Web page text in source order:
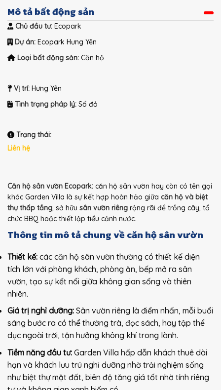
Mô tả bất động sản
Chủ đầu tư: Ecopark
Dự án: Ecopark Hưng Yên
Loại bất động sản: Căn hộ
Vị trí: Hưng Yên
Tình trạng pháp lý: Sổ đỏ
Trạng thái:
Liên hệ
Căn hộ sân vườn Ecopark: căn hộ sân vườn hay còn có tên gọi
khác Garden Villa là sự kết hợp hoàn hảo giữa căn hộ và biệt
thự thấp tầng, sở hữu sân vườn riêng rộng rãi để trồng cây, tổ
chức BBQ hoặc thiết lập tiểu cảnh nước.
Thông tin mô tả chung về căn hộ sân vườn
Thiết kế: các căn hộ sân vườn thường có thiết kế diện
tích lớn với phòng khách, phòng ăn, bếp mở ra sân
vườn, tạo sự kết nối giữa không gian sống và thiên
nhiên.
Giá trị nghỉ dưỡng: Sân vườn riêng là điểm nhấn, mỗi buổi
sáng bước ra có thể thưởng trà, đọc sách, hay tập thể
dục ngoài trời, tận hưởng không khí trong lành.
Tiềm năng đầu tư: Garden Villa hấp dẫn khách thuê dài
hạn và khách lưu trú nghỉ dưỡng nhờ trải nghiệm sống
như biệt thự mặt đất, biên độ tăng giá tốt nhờ tính riêng